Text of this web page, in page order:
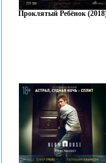
Проклятый Ребёнок (2018)